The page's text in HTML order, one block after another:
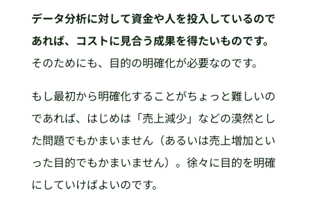
データ分析に対して資金や人を投入しているので
あれば、コストに見合う成果を得たいものです。
そのためにも、目的の明確化が必要なのです。
もし最初から明確化することがちょっと難しいの
であれば、はじめは「売上減少」などの漠然とし
た問題でもかまいません（あるいは売上増加とい
った目的でもかまいません）。徐々に目的を明確
にしていけばよいのです。